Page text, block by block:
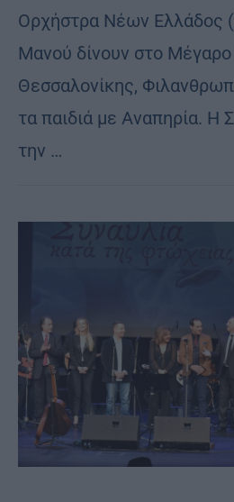
Ορχήστρα Νέων Ελλάδος
Μανού δίνουν στο
Θεσσαλονίκης,
τα παιδιά με Αναπηρία. Η
την …